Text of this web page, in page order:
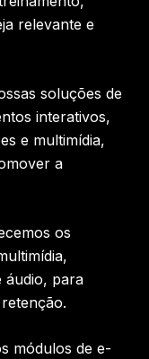
relevante e
soluções de
interativos,
e multimídia,
a
os
áudio, para
módulos de e-